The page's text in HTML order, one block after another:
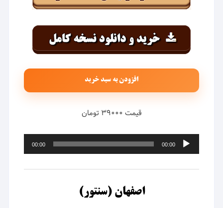
افزودن به سبد خرید
قیمت ۳۹۰۰۰ تومان
پخش‌کننده
صوت
00:00
00:00
اصفهان (سنتور)